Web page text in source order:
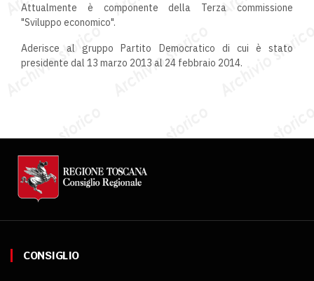
Attualmente è componente della Terza commissione
"Sviluppo economico".
Aderisce al gruppo Partito Democratico di cui è stato
presidente dal 13 marzo 2013 al 24 febbraio 2014.
CONSIGLIO